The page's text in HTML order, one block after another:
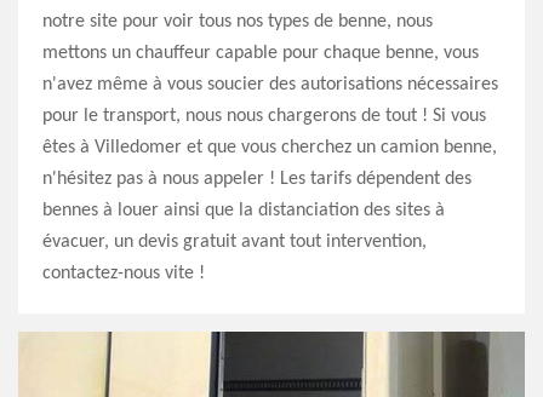
notre site pour voir tous nos types de benne, nous
mettons un chauffeur capable pour chaque benne, vous
n'avez même à vous soucier des autorisations nécessaires
pour le transport, nous nous chargerons de tout ! Si vous
êtes à Villedomer et que vous cherchez un camion benne,
n'hésitez pas à nous appeler ! Les tarifs dépendent des
bennes à louer ainsi que la distanciation des sites à
évacuer, un devis gratuit avant tout intervention,
contactez-nous vite !